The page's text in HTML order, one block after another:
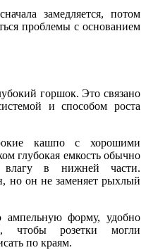
замедляется, потом
проблемы с основанием
горшок. Это связано
и способом роста
кашпо с хорошими
глубокая емкость обычно
влагу в нижней части.
но он не заменяет рыхлый
ампельную форму, удобно
чтобы розетки могли
по краям.